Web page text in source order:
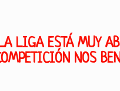
LIGA ESTÁ MUY
NOS